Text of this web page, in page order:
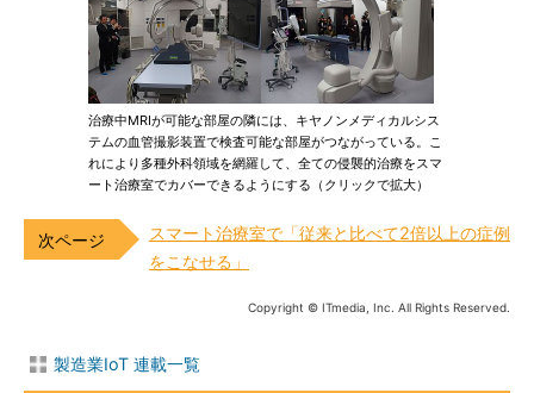
治療中MRIが可能な部屋の隣には、キヤノンメディカルシス
テムの血管撮影装置で検査可能な部屋がつながっている。こ
れにより多種外科領域を網羅して、全ての侵襲的治療をスマ
ート治療室でカバーできるようにする（クリックで拡大）
スマート治療室で「従来と比べて2倍以上の症例
をこなせる」
Copyright © ITmedia, Inc. All Rights Reserved.
製造業IoT 連載一覧